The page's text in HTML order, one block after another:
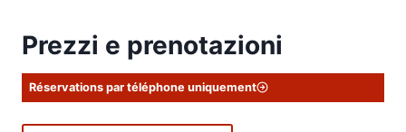
Prezzi e prenotazioni
Réservations par téléphone uniquement